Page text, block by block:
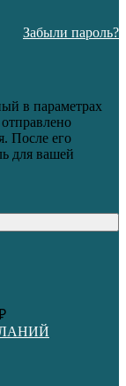
Забыли пароль?
в параметрах
После его
для вашей